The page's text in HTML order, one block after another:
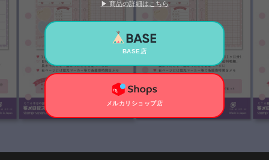
▶ 商品の詳細はこちら
BASE店
メルカリショップ店